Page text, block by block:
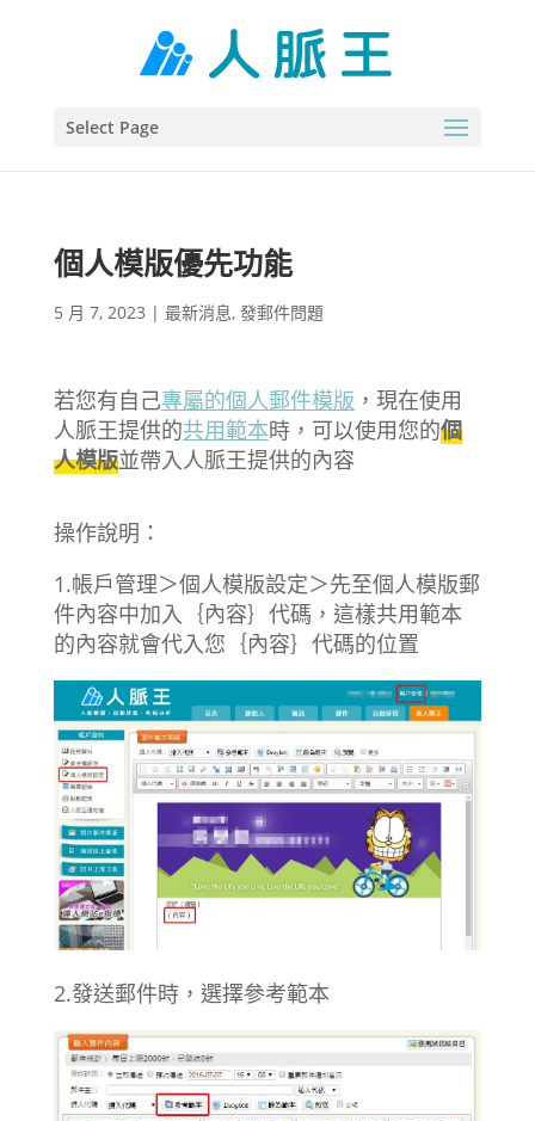
Select Page
個人模版優先功能
5 月 7, 2023 | 最新消息, 發郵件問題
若您有自己專屬的個人郵件模版 ，現在使用
人脈王提供的共用範本時，可以使用您的個
人模版並帶入人脈王提供的內容
操作說明：
1.帳戶管理＞個人模版設定＞先至個人模版郵
件內容中加入｛內容｝代碼，這樣共用範本
的內容就會代入您｛內容｝代碼的位置
2.發送郵件時，選擇參考範本